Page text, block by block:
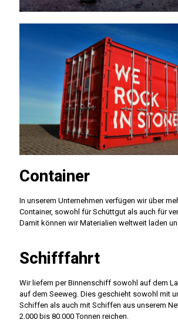
Container
In unserem Unternehmen verfügen wir über
Container, sowohl für Schüttgut als auch für
Damit können wir Materialien weltweit laden
Schifffahrt
Wir liefern per Binnenschiff sowohl auf dem
auf dem Seeweg. Dies geschieht sowohl mit
Schiffen als auch mit Schiffen aus unserem
2.000 bis 80.000 Tonnen reichen.